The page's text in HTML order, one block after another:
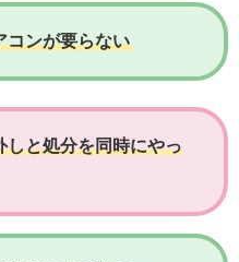
コンが要らない
しと処分を同時にやっ